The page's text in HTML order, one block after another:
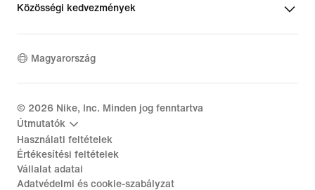
Közösségi kedvezmények
Magyarország
© 2026 Nike, Inc. Minden jog fenntartva
Útmutatók
Használati feltételek
Értékesítési feltételek
Vállalat adatai
Adatvédelmi és cookie-szabályzat